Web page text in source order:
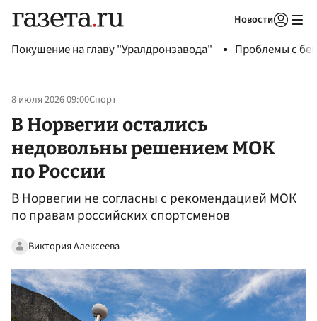
Новости
Покушение на главу "Уралдронзавода" Проблемы с
8 июля 2026 09:00Спорт
В Норвегии остались
недовольны решением МОК
по России
В Норвегии не согласны с рекомендацией МОК
по правам российских спортсменов
Виктория Алексеева